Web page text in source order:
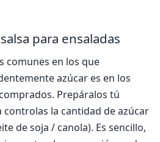
para ensaladas
comunes en los que
azúcar es en los
Prepáralos tú
la cantidad de azúcar
de soja / canola). Es sencillo,